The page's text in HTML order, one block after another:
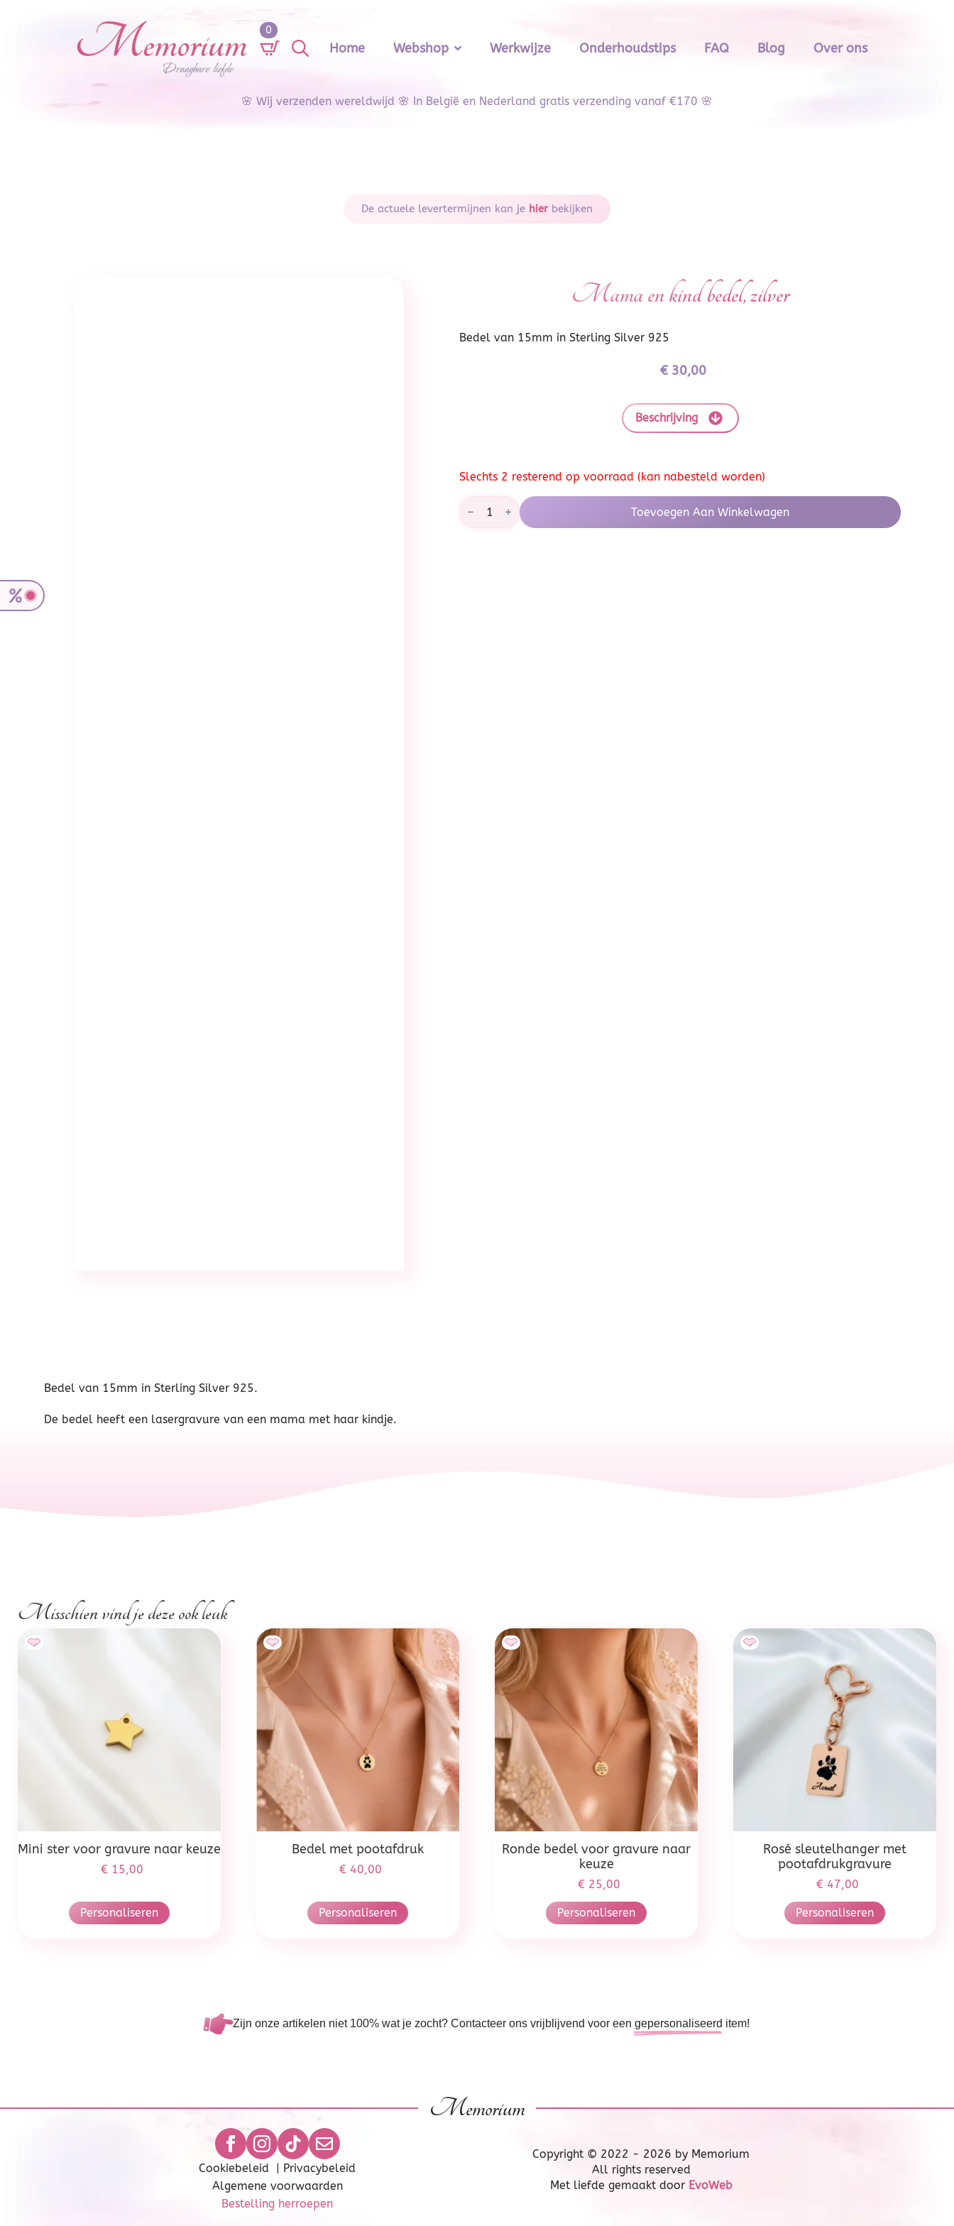
0
Home Webshop Werkwijze Onderhoudstips FAQ Blog Over ons
🌸 Wij verzenden wereldwijd 🌸 In België en Nederland gratis verzending vanaf €170 🌸
De actuele levertermijnen kan je hier bekijken
Mama en kind bedel, zilver
Bedel van 15mm in Sterling Silver 925
€30,00
Beschrijving
Slechts 2 resterend op voorraad (kan nabesteld worden)
Mama
en
kind
Toevoegen Aan Winkelwagen
Bedel van 15mm in Sterling Silver 925.
De bedel heeft een lasergravure van een mama met haar kindje.
Misschien vind je deze ook leuk
Mini ster voor gravure naar keuze
€ 15,00
Personaliseren
Bedel met pootafdruk
€ 40,00
Personaliseren
Ronde bedel voor gravure naar
keuze
€ 25,00
Personaliseren
Rosé sleutelhanger met
pootafdrukgravure
€ 47,00
Personaliseren
Zijn onze artikelen niet 100% wat je zocht? Contacteer ons vrijblijvend voor een gepersonaliseerd item!
Memorium
Cookiebeleid | Privacybeleid
Algemene voorwaarden
Bestelling herroepen
Copyright © 2022 - 2026 by Memorium
All rights reserved
Met liefde gemaakt door EvoWeb